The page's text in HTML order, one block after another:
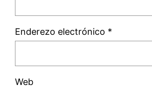
Enderezo electrónico *
Web